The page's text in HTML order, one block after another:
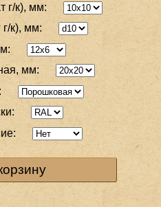
г/к), мм:
к), мм:
мм: